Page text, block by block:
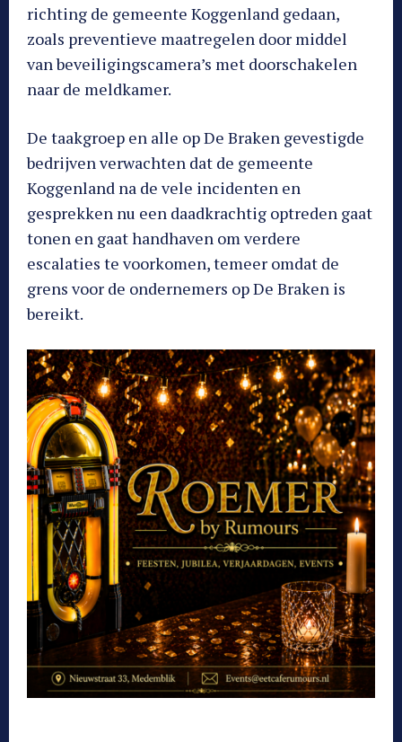
richting de gemeente Koggenland gedaan,
zoals preventieve maatregelen door middel
van beveiligingscamera’s met doorschakelen
naar de meldkamer.
De taakgroep en alle op De Braken gevestigde
bedrijven verwachten dat de gemeente
Koggenland na de vele incidenten en
gesprekken nu een daadkrachtig optreden gaat
tonen en gaat handhaven om verdere
escalaties te voorkomen, temeer omdat de
grens voor de ondernemers op De Braken is
bereikt.